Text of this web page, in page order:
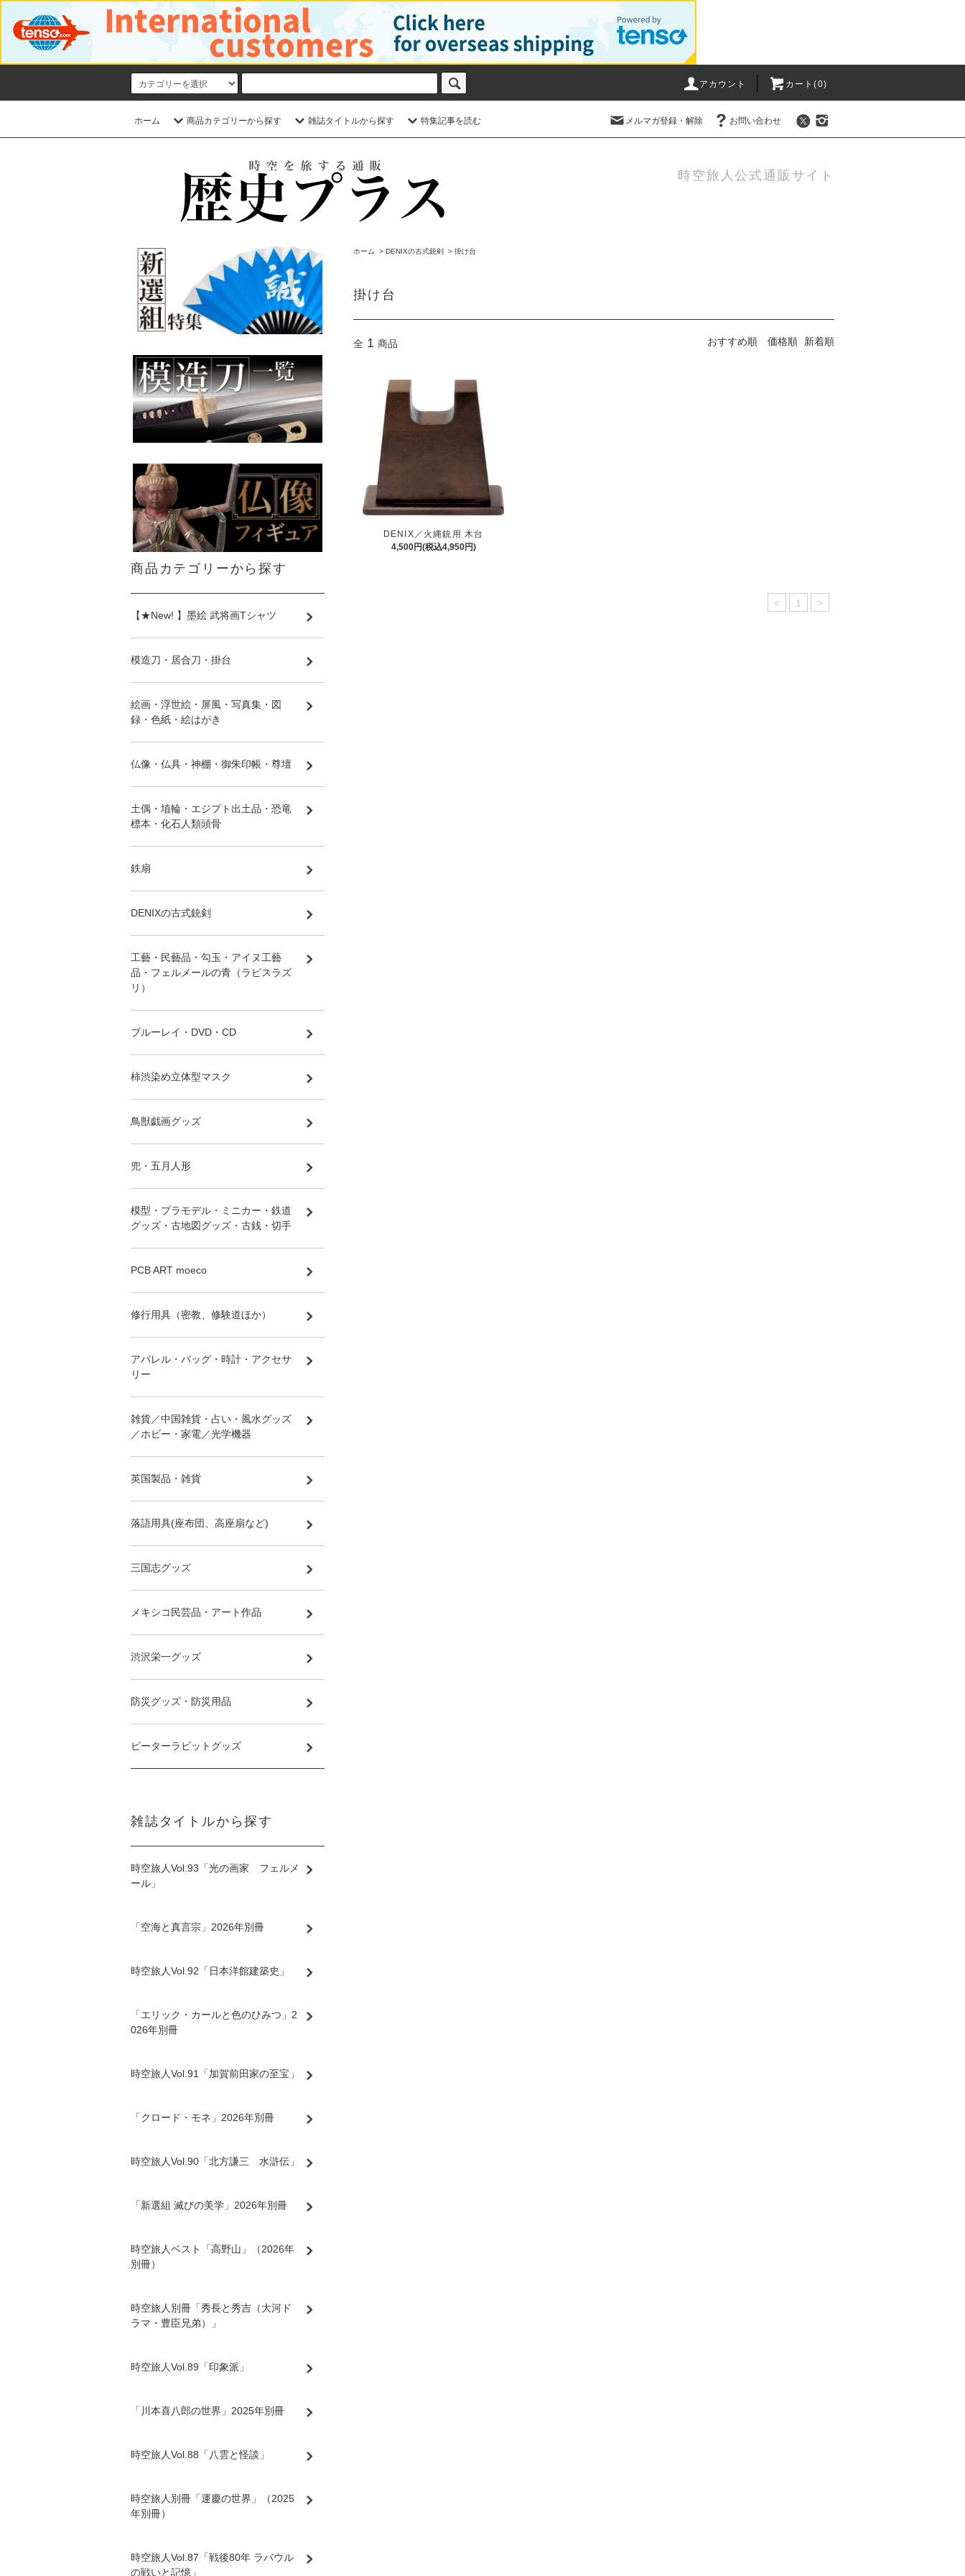
アカウント カート(0)
ホーム 商品カテゴリーから探す 雑誌タイトルから探す 特集記事を読む メルマガ登録・解除 お問い合わせ
時空旅人公式通販サイト
ホーム > DENIXの古式銃剣 > 掛け台
掛け台
全 1 商品 おすすめ順 価格順 新着順
DENIX／火縄銃用 木台
4,500円(税込4,950円)
< 1 >
商品カテゴリーから探す
【★New! 】墨絵 武将画Tシャツ
模造刀・居合刀・掛台
絵画・浮世絵・屏風・写真集・図
録・色紙・絵はがき
仏像・仏具・神棚・御朱印帳・尊壇
土偶・埴輪・エジプト出土品・恐竜
標本・化石人類頭骨
鉄扇
DENIXの古式銃剣
工藝・民藝品・勾玉・アイヌ工藝
品・フェルメールの青（ラピスラズ
リ）
ブルーレイ・DVD・CD
柿渋染め立体型マスク
鳥獣戯画グッズ
兜・五月人形
模型・プラモデル・ミニカー・鉄道
グッズ・古地図グッズ・古銭・切手
PCB ART moeco
修行用具（密教、修験道ほか）
アパレル・バッグ・時計・アクセサ
リー
雑貨／中国雑貨・占い・風水グッズ
／ホビー・家電／光学機器
英国製品・雑貨
落語用具(座布団、高座扇など)
三国志グッズ
メキシコ民芸品・アート作品
渋沢栄一グッズ
防災グッズ・防災用品
ピーターラビットグッズ
雑誌タイトルから探す
時空旅人Vol.93「光の画家 フェルメ
ール」
「空海と真言宗」2026年別冊
時空旅人Vol.92「日本洋館建築史」
「エリック・カールと色のひみつ」2
026年別冊
時空旅人Vol.91「加賀前田家の至宝」
「クロード・モネ」2026年別冊
時空旅人Vol.90「北方謙三 水滸伝」
「新選組 滅びの美学」2026年別冊
時空旅人ベスト「高野山」（2026年
別冊）
時空旅人別冊「秀長と秀吉（大河ド
ラマ・豊臣兄弟）」
時空旅人Vol.89「印象派」
「川本喜八郎の世界」2025年別冊
時空旅人Vol.88「八雲と怪談」
時空旅人別冊「運慶の世界」（2025
年別冊）
時空旅人Vol.87「戦後80年 ラバウル
の戦いと記憶」